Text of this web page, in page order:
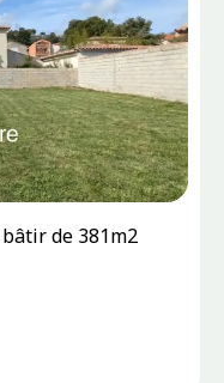
Terrain à bâtir de 381m2